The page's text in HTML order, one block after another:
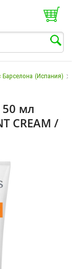
(Испания) >
мл
CREAM /